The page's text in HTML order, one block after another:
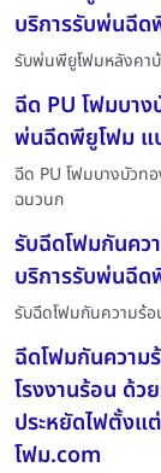
บริการรับพ่นฉีด
รับพ่นพียูโฟมหลังคา
ฉีด PU โฟมบา
พ่นฉีดพียูโฟม แ
ฉีด PU โฟมบางบัวท
ฉนวนก
รับฉีดโฟมกันคว
บริการรับพ่นฉีด
รับฉีดโฟมกันความร้
ฉีดโฟมกันความ
โรงงานร้อน ด้
ประหยัดไฟตั้งแ
โฟม.com